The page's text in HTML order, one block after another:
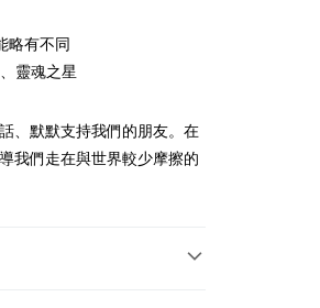
略有不同
靈魂之星
、默默支持我們的朋友。在
我們走在與世界較少摩擦的